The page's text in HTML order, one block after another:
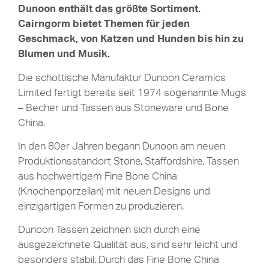
Dunoon enthält das größte Sortiment.
Cairngorm bietet Themen für jeden
Geschmack, von Katzen und Hunden bis hin zu
Blumen und Musik.
Die schottische Manufaktur Dunoon Ceramics
Limited fertigt bereits seit 1974 sogenannte Mugs
– Becher und Tassen aus Stoneware und Bone
China.
In den 80er Jahren begann Dunoon am neuen
Produktionsstandort Stone, Staffordshire, Tassen
aus hochwertigem Fine Bone China
(Knochenporzellan) mit neuen Designs und
einzigartigen Formen zu produzieren.
Dunoon Tassen zeichnen sich durch eine
ausgezeichnete Qualität aus, sind sehr leicht und
besonders stabil. Durch das Fine Bone China